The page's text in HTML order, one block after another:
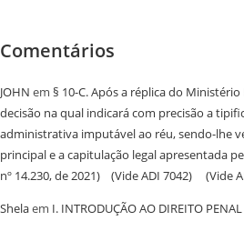
Comentários
JOHN em § 10-C. Após a réplica do
decisão na qual indicará com precisão a
administrativa imputável ao réu, sendo-lhe
principal e a capitulação legal
nº 14.230, de 2021) (Vide ADI 7042) (Vide
Shelaem I. INTRODUÇÃO AO DIREITO PENAL